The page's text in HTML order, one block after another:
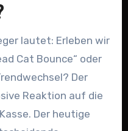
lautet: Erleben wir
Cat Bounce“ oder
Der
Reaktion auf die
Der heutige